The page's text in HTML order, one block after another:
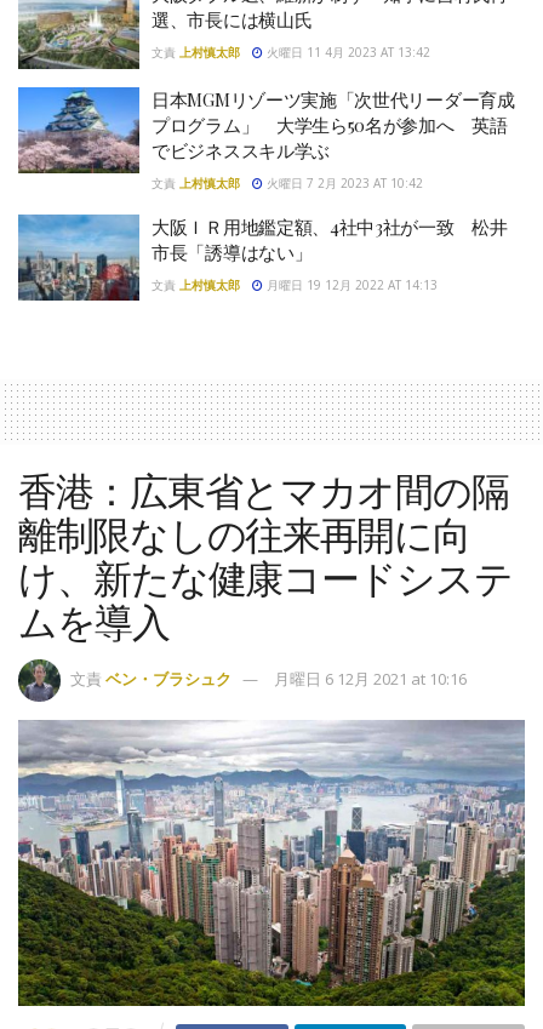
選、市長には横山氏
文責 上村慎太郎 火曜日 11 4月 2023 AT 13:42
日本MGMリゾーツ実施「次世代リーダー育成
プログラム」 大学生ら50名が参加へ 英語
でビジネススキル学ぶ
文責 上村慎太郎 火曜日 7 2月 2023 AT 10:42
大阪ＩＲ用地鑑定額、4社中3社が一致 松井
市長「誘導はない」
文責 上村慎太郎 月曜日 19 12月 2022 AT 14:13
香港：広東省とマカオ間の隔
離制限なしの往来再開に向
け、新たな健康コードシステ
ムを導入
文責 ベン・ブラシュク 月曜日 6 12月 2021 at 10:16